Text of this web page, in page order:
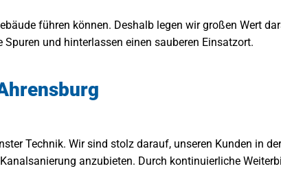
führen können. Deshalb legen wir großen Wert
und hinterlassen einen sauberen Einsatzort.
Technik. Wir sind stolz darauf, unseren Kunden in
anzubieten. Durch kontinuierliche